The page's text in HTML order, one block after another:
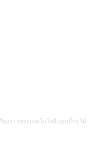
งราวของเทคโนโลยีแบบล้ำๆ ได้